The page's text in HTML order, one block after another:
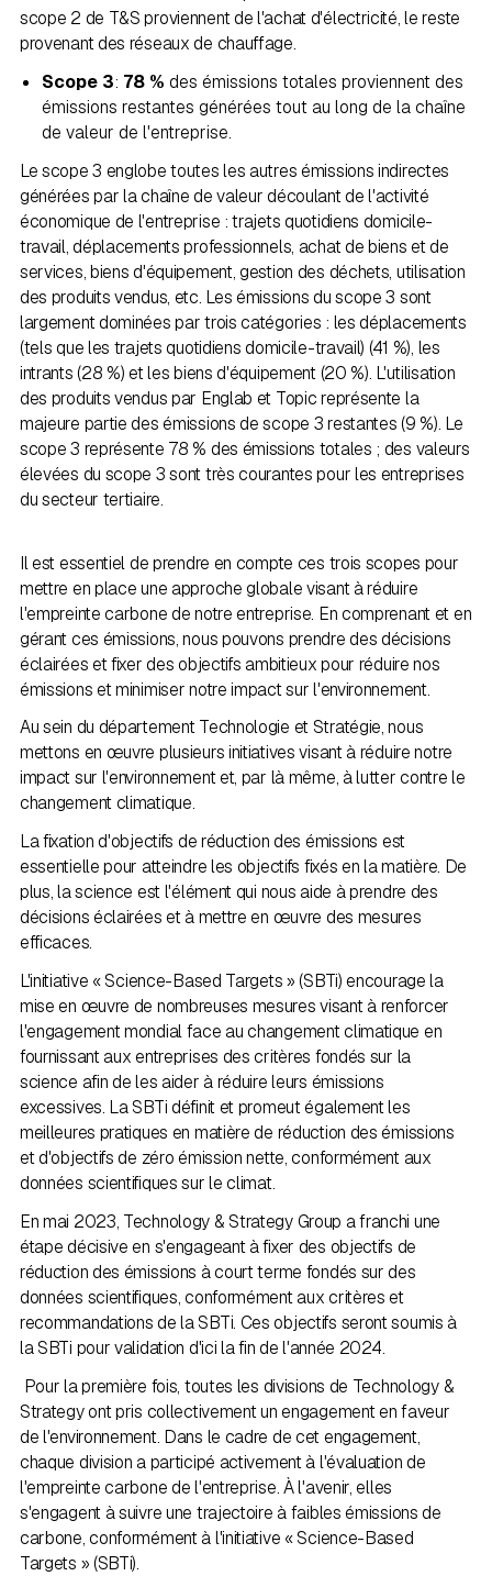
scope 2 de T&S proviennent de l'achat d'électricité, le reste
provenant des réseaux de chauffage.
Scope 3: 78 % des émissions totales proviennent des
émissions restantes générées tout au long de la chaîne
de valeur de l'entreprise.
Le scope 3 englobe toutes les autres émissions indirectes
générées par la chaîne de valeur découlant de l'activité
économique de l'entreprise : trajets quotidiens domicile-
travail, déplacements professionnels, achat de biens et de
services, biens d'équipement, gestion des déchets, utilisation
des produits vendus, etc. Les émissions du scope 3 sont
largement dominées par trois catégories : les déplacements
(tels que les trajets quotidiens domicile-travail) (41 %), les
intrants (28 %) et les biens d'équipement (20 %). L'utilisation
des produits vendus par Englab et Topic représente la
majeure partie des émissions de scope 3 restantes (9 %). Le
scope 3 représente 78 % des émissions totales ; des valeurs
élevées du scope 3 sont très courantes pour les entreprises
du secteur tertiaire.
Il est essentiel de prendre en compte ces trois scopes pour
mettre en place une approche globale visant à réduire
l'empreinte carbone de notre entreprise. En comprenant et en
gérant ces émissions, nous pouvons prendre des décisions
éclairées et fixer des objectifs ambitieux pour réduire nos
émissions et minimiser notre impact sur l'environnement.
Au sein du département Technologie et Stratégie, nous
mettons en œuvre plusieurs initiatives visant à réduire notre
impact sur l'environnement et, par là même, à lutter contre le
changement climatique.
La fixation d'objectifs de réduction des émissions est
essentielle pour atteindre les objectifs fixés en la matière. De
plus, la science est l'élément qui nous aide à prendre des
décisions éclairées et à mettre en œuvre des mesures
efficaces.
L'initiative « Science-Based Targets » (SBTi) encourage la
mise en œuvre de nombreuses mesures visant à renforcer
l'engagement mondial face au changement climatique en
fournissant aux entreprises des critères fondés sur la
science afin de les aider à réduire leurs émissions
excessives. La SBTi définit et promeut également les
meilleures pratiques en matière de réduction des émissions
et d'objectifs de zéro émission nette, conformément aux
données scientifiques sur le climat.
En mai 2023, Technology & Strategy Group a franchi une
étape décisive en s'engageant à fixer des objectifs de
réduction des émissions à court terme fondés sur des
données scientifiques, conformément aux critères et
recommandations de la SBTi. Ces objectifs seront soumis à
la SBTi pour validation d'ici la fin de l'année 2024.
Pour la première fois, toutes les divisions de Technology &
Strategy ont pris collectivement un engagement en faveur
de l'environnement. Dans le cadre de cet engagement,
chaque division a participé activement à l'évaluation de
l'empreinte carbone de l'entreprise. À l'avenir, elles
s'engagent à suivre une trajectoire à faibles émissions de
carbone, conformément à l'initiative « Science-Based
Targets » (SBTi).